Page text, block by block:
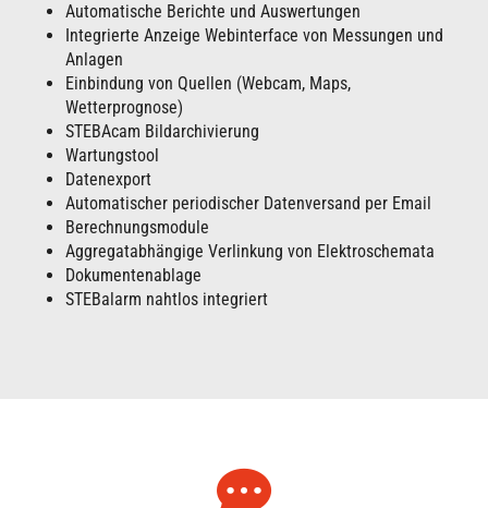
Automatische Berichte und Auswertungen
Integrierte Anzeige Webinterface von Messungen und
Anlagen
Einbindung von Quellen (Webcam, Maps,
Wetterprognose)
STEBAcam Bildarchivierung
Wartungstool
Datenexport
Automatischer periodischer Datenversand per Email
Berechnungsmodule
Aggregatabhängige Verlinkung von Elektroschemata
Dokumentenablage
STEBalarm nahtlos integriert